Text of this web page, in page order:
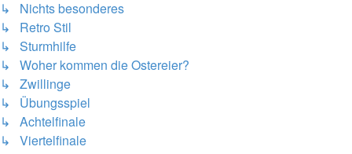
↳ Nichts besonderes
↳ Retro Stil
↳ Sturmhilfe
↳ Woher kommen die Ostereier?
↳ Zwillinge
↳ Übungsspiel
↳ Achtelfinale
↳ Viertelfinale